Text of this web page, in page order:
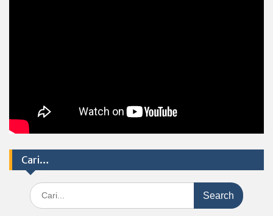
Cari…
Search
for: